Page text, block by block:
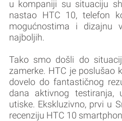
u kompaniji su situaciju
nastao HTC 10, telefon
mogućnostima i dizajnu
najboljih.
Tako smo došli do
zamerke. HTC je poslušao
dovelo do fantastičnog
dana aktivnog testiranja,
utiske. Ekskluzivno, prvi u
recenziju HTC 10